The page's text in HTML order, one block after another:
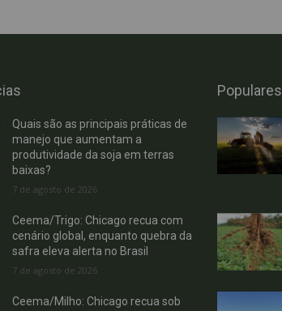
Quais são as principais práticas de
manejo que aumentam a
produtividade da soja em terras
baixas?
7 de agosto de 2026
Ceema/Trigo: Chicago recua com
cenário global, enquanto quebra da
safra eleva alerta no Brasil
7 de agosto de 2026
Ceema/Milho: Chicago recua sob
Populares